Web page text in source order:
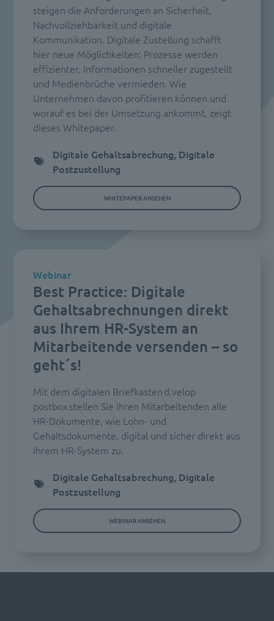
steigen die Anforderungen an Sicherheit,
Nachvollziehbarkeit und digitale
Kommunikation. Digitale Zustellung schafft
hier neue Möglichkeiten: Prozesse werden
effizienter, Informationen schneller zugestellt
und Medienbrüche vermieden. Wie
Unternehmen davon profitieren können und
worauf es bei der Umsetzung ankommt, zeigt
dieses Whitepaper.
Digitale Gehaltsabrechung, Digitale
Postzustellung
WHITEPAPER ANSEHEN
Best Practice: Digitale
Gehaltsabrechnungen direkt
aus Ihrem HR-System an
Mitarbeitende versenden – so
geht´s!
Webinar
Mit dem digitalen Briefkasten d.velop
postbox stellen Sie Ihren Mitarbeitenden alle
HR-Dokumente, wie Lohn- und
Gehaltsdokumente, digital und sicher direkt aus
Ihrem HR-System zu.
Digitale Gehaltsabrechung, Digitale
Postzustellung
WEBINAR ANSEHEN